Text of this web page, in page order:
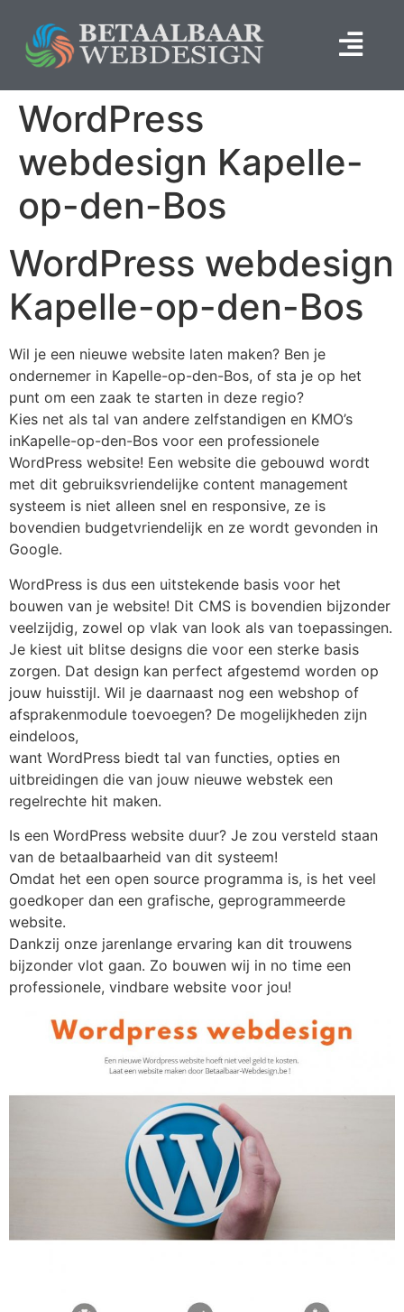
WordPress
webdesign Kapelle-
op-den-Bos
WordPress webdesign
Kapelle-op-den-Bos
Wil je een nieuwe website laten maken? Ben je
ondernemer in Kapelle-op-den-Bos, of sta je op het
punt om een zaak te starten in deze regio?
Kies net als tal van andere zelfstandigen en KMO’s
inKapelle-op-den-Bos voor een professionele
WordPress website! Een website die gebouwd wordt
met dit gebruiksvriendelijke content management
systeem is niet alleen snel en responsive, ze is
bovendien budgetvriendelijk en ze wordt gevonden in
Google.
WordPress is dus een uitstekende basis voor het
bouwen van je website! Dit CMS is bovendien bijzonder
veelzijdig, zowel op vlak van look als van toepassingen.
Je kiest uit blitse designs die voor een sterke basis
zorgen. Dat design kan perfect afgestemd worden op
jouw huisstijl. Wil je daarnaast nog een webshop of
afsprakenmodule toevoegen? De mogelijkheden zijn
eindeloos,
want WordPress biedt tal van functies, opties en
uitbreidingen die van jouw nieuwe webstek een
regelrechte hit maken.
Is een WordPress website duur? Je zou versteld staan
van de betaalbaarheid van dit systeem!
Omdat het een open source programma is, is het veel
goedkoper dan een grafische, geprogrammeerde
website.
Dankzij onze jarenlange ervaring kan dit trouwens
bijzonder vlot gaan. Zo bouwen wij in no time een
professionele, vindbare website voor jou!